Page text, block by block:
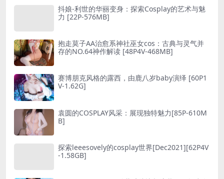
抖娘-利世的华丽变身：探索Cosplay的艺术与魅
力 [22P-576MB]
抱走莫子AA治愈系神社巫女cos：古典与灵气并
存的NO.64神作解读 [48P4V-468MB]
赛博朋克风格的露西，由鹿八岁baby演绎 [60P1
V-1.62G]
袁圆的COSPLAY风采：展现独特魅力[85P-610M
B]
探索leeesovely的cosplay世界[Dec2021][62P4V
-1.58GB]